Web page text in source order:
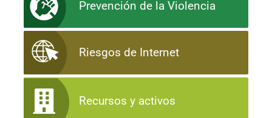
Prevención de la Violencia
Riesgos de Internet
Recursos y activos